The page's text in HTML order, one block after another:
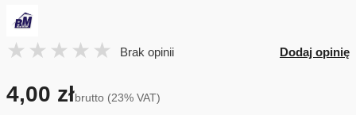
Brak opinii Dodaj opinię
4,00 złbrutto (23% VAT)